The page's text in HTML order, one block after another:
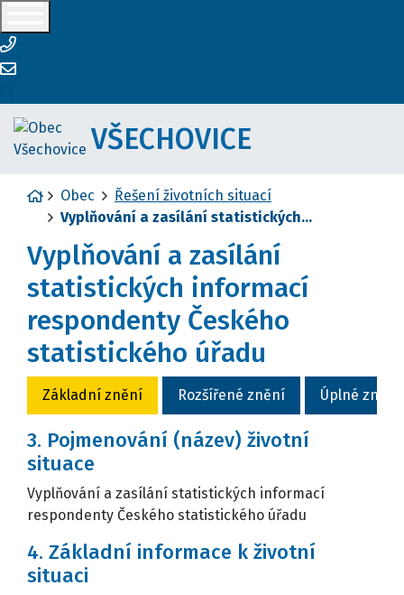
+420581622632
vsechovice@vsechovice.eu
VŠECHOVICE
Úvodní stránka
Obec
Řešení životních situací
Vyplňování a zasílání statistických...
Vyplňování a zasílání
statistických informací
respondenty Českého
statistického úřadu
Základní znění Rozšířené znění Úplné znění
3. Pojmenování (název) životní
situace
Vyplňování a zasílání statistických informací
respondenty Českého statistického úřadu
4. Základní informace k životní
situaci